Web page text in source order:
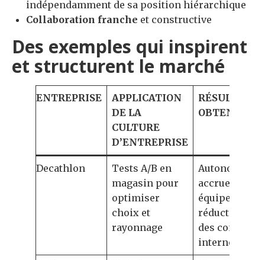
indépendamment de sa position hiérarchique
Collaboration franche et constructive
Des exemples qui inspirent
et structurent le marché
ENTREPRISE
APPLICATION
DE LA
CULTURE
D’ENTREPRISE
RÉSULTATS
OBTENUS
Decathlon
Tests A/B en
magasin pour
optimiser
choix et
rayonnage
Autonomie
accrue des
équipes,
réduction
des conflits
internes